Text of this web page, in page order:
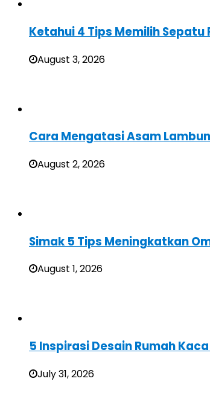
Ketahui 4 Tips Memilih Sepatu
August 3, 2026
Cara Mengatasi Asam
August 2, 2026
Simak 5 Tips Meningkatkan
August 1, 2026
5 Inspirasi Desain Rumah
July 31, 2026